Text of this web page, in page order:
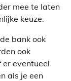
mee te laten
keuze.
bank ook
ook
eventueel
als je een